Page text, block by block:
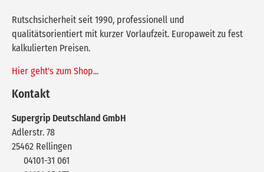
Rutschsicherheit seit 1990, professionell und
qualitätsorientiert mit kurzer Vorlaufzeit. Europaweit zu fest
kalkulierten Preisen.
Hier geht's zum Shop...
Kontakt
Supergrip Deutschland GmbH
Adlerstr. 78
25462 Rellingen
04101-31 061